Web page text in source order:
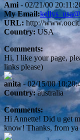
Ami - 02/21/00
My Email:
URL: http://
Country: USA
Comments:
Hi, I like your page,
links please)
anita - 02/15/00
Country:australia
Comments:
Hi Annette! Did u get
know! Thanks, from